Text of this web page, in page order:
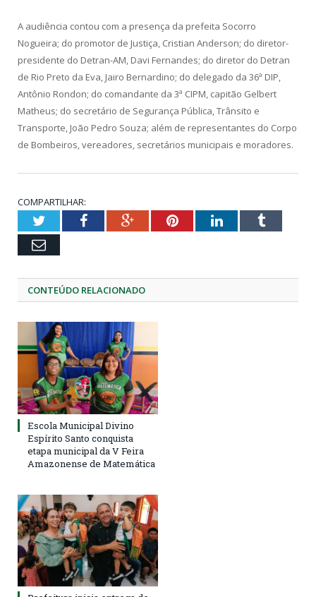
A audiência contou com a presença da prefeita Socorro
Nogueira; do promotor de Justiça, Cristian Anderson; do diretor-
presidente do Detran-AM, Davi Fernandes; do diretor do Detran
de Rio Preto da Eva, Jairo Bernardino; do delegado da 36ª DIP,
Antônio Rondon; do comandante da 3ª CIPM, capitão Gelbert
Matheus; do secretário de Segurança Pública, Trânsito e
Transporte, João Pedro Souza; além de representantes do Corpo
de Bombeiros, vereadores, secretários municipais e moradores.
COMPARTILHAR:
TwitterFacebookGoogle+PinterestLinkedInTumblr
Email
CONTEÚDO RELACIONADO
Escola Municipal Divino
Espírito Santo conquista
etapa municipal da V Feira
Amazonense de Matemática